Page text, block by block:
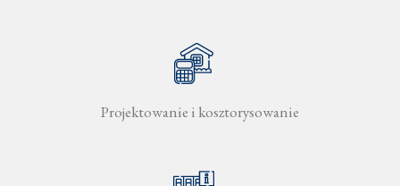
Projektowanie i kosztorysowanie